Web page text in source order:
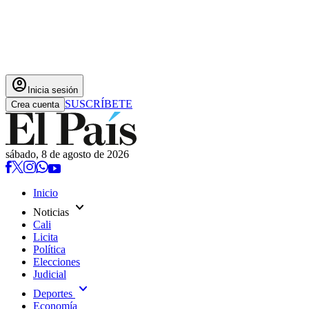
account_circle Inicia sesión
Crea cuenta SUSCRÍBETE
sábado, 8 de agosto de 2026
Inicio
Noticias expand_more
Cali
Licita
Política
Elecciones
Judicial
Deportes expand_more
Economía